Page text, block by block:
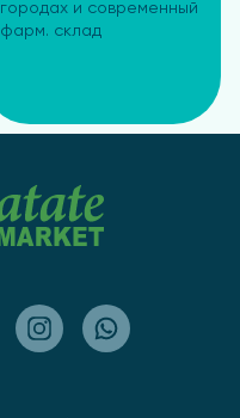
городах и современный
фарм. склад